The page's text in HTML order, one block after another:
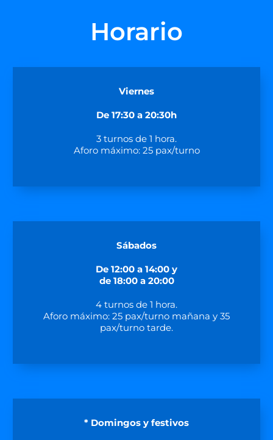
Horario
Viernes
De 17:30 a 20:30h
3 turnos de 1 hora.
Aforo máximo: 25 pax/turno
Sábados
De 12:00 a 14:00 y
de 18:00 a 20:00
4 turnos de 1 hora.
Aforo máximo: 25 pax/turno mañana y 35
pax/turno tarde.
* Domingos y festivos